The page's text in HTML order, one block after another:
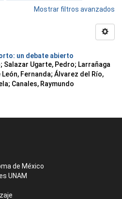
Mostrar filtros avanzados
un debate abierto
Salazar Ugarte, Pedro; Larrañaga
Fernanda; Álvarez del Río,
Canales, Raymundo
de México
UNAM